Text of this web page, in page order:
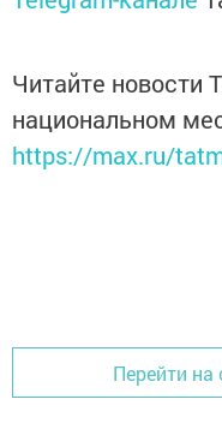
Читайте новости
национальном
https://max.ru/
Перейти на